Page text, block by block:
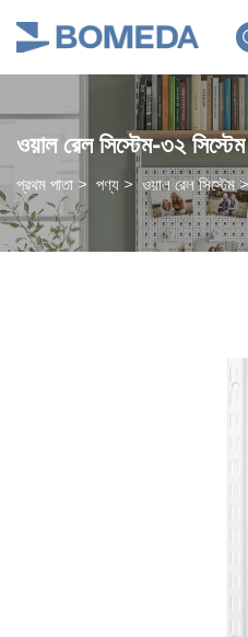
ওয়াল রেল সিস্টেম-৩২ সিস্টেম
প্রথম পাতা > পণ্য > ওয়াল রেল সিস্টেম